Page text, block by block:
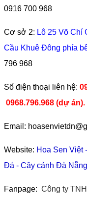
0916 700 968
Cơ sở 2: Lô 25 Võ Chí
Cầu Khuê Đông phía
796 968
​Số điện thoại liên hệ:
0968.796.968 (dự án).
Email:
Website: Hoa Sen Việt-
Đá - Cây cảnh Đà Nẵng
Fanpage: Công ty